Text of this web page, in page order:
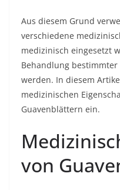
Aus diesem Grund
verschiedene
medizinisch eingesetzt
Behandlung
werden. In diesem
medizinischen
Guavenblättern ein.
von